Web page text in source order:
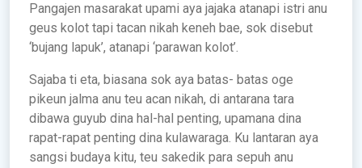
Pangajen masarakat upami aya jajaka atanapi istri anu
geus kolot tapi tacan nikah keneh bae, sok disebut
‘bujang lapuk’, atanapi ‘parawan kolot’.
Sajaba ti eta, biasana sok aya batas- batas oge
pikeun jalma anu teu acan nikah, di antarana tara
dibawa guyub dina hal-hal penting, upamana dina
rapat-rapat penting dina kulawaraga. Ku lantaran aya
sangsi budaya kitu, teu sakedik para sepuh anu